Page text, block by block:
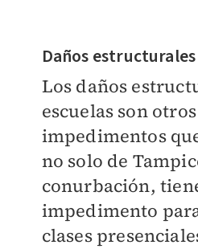
Daños estructurales
Los daños
escuelas son
impedimentos
no solo de
conurbación,
impedimento
clases